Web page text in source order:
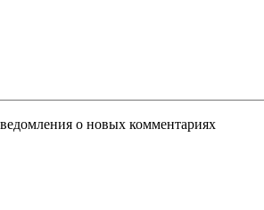
о новых комментариях